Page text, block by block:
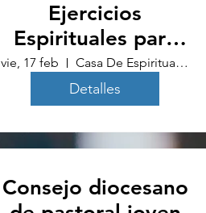
Ejercicios
Espirituales para
Jóvenes 2023
vie, 17 feb Casa De Espiritualidad Diego Hernández
Detalles
Consejo diocesano